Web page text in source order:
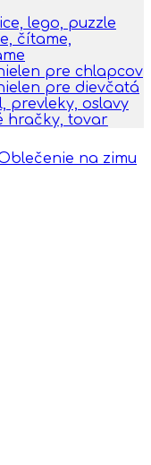
lego, puzzle
čítame,
pre chlapcov
pre dievčatá
prevleky, oslavy
hračky, tovar
na zimu